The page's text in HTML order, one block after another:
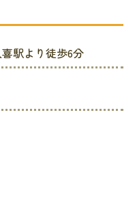
駅より徒歩6分